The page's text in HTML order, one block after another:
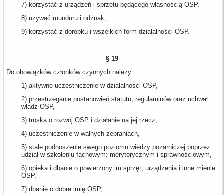
7) korzystać z urządzeń i sprzętu będącego własnością OSP,
8) używać munduru i odznak,
9) korzystać z dorobku i wszelkich form działalności OSP.
§ 19
Do obowiązków członków czynnych należy:
1) aktywne uczestniczenie w działalności OSP,
2) przestrzeganie postanowień statutu, regulaminów oraz uchwał
władz OSP,
3) troska o rozwój OSP i działanie na jej rzecz,
4) uczestniczenie w walnych zebraniach,
5) stałe podnoszenie swego poziomu wiedzy pożarniczej poprzez
udział w szkoleniu fachowym: merytorycznym i sprawnościowym,
6) opieka i dbanie o powierzony im sprzęt, urządzenia i inne mienie
OSP,
7) dbanie o dobre imię OSP,